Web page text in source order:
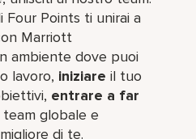
Points ti unirai a
Marriott
ambiente dove puoi
lavoro,​ iniziare il tuo
entrare a far
globale e
di te.